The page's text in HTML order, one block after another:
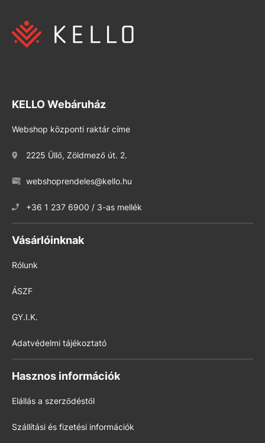
KELLO Webáruház
Webshop központi raktár címe
2225 Üllő, Zöldmező út. 2.
webshoprendeles@kello.hu
+36 1 237 6900 / 3-as mellék
Vásárlóinknak
Rólunk
ÁSZF
GY.I.K.
Adatvédelmi tájékoztató
Hasznos információk
Elállás a szerződéstől
Szállítási és fizetési információk